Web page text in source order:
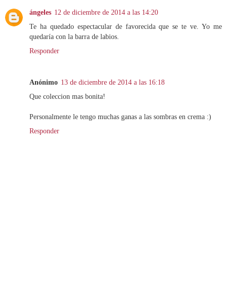
ángeles 12 de diciembre de 2014 a las 14:20
Te ha quedado espectacular de favorecida que se te ve. Yo me
quedaría con la barra de labios.
Responder
Anónimo 13 de diciembre de 2014 a las 16:18
Que coleccion mas bonita!
Personalmente le tengo muchas ganas a las sombras en crema :)
Responder